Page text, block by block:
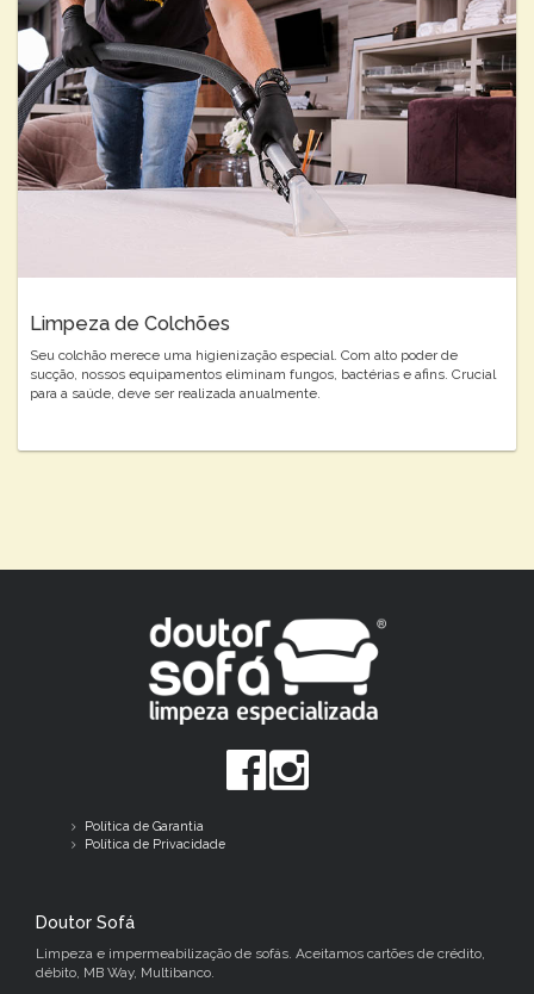
Limpeza de Colchões
Seu colchão merece uma higienização especial. Com alto poder de
sucção, nossos equipamentos eliminam fungos, bactérias e afins. Crucial
para a saúde, deve ser realizada anualmente.
Política de Garantia
Política de Privacidade
Doutor Sofá
Limpeza e impermeabilização de sofás. Aceitamos cartões de crédito,
débito, MB Way, Multibanco.